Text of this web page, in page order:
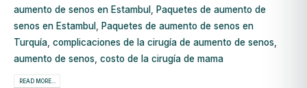
aumento de senos en Estambul
Paquetes de aumento de
senos en Estambul
Paquetes de aumento de senos en
Turquía complicaciones de la cirugía de aumento de senos
aumento de senos costo de la cirugía de mama
READ MORE...